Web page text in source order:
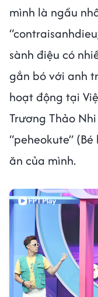
mình là ngầu
sành điệu có
gắn bó với anh
hoạt động tại
Trương Thảo
“peheokute”
ăn của mình.